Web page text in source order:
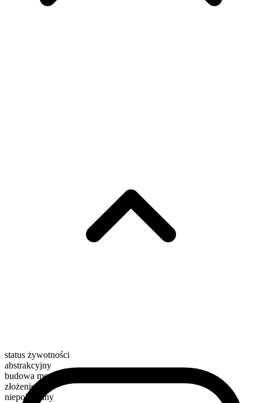
status żywotności
abstrakcyjny
budowa morfologiczna
złożenie
niepoliczalny